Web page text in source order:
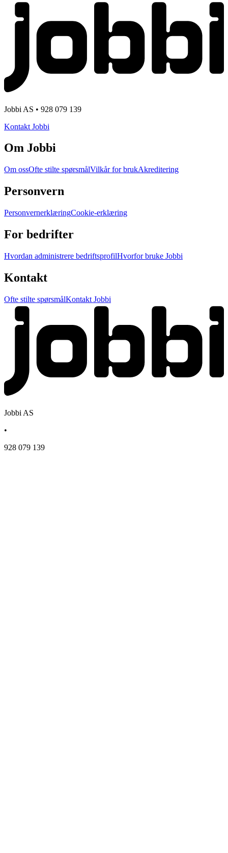
Jobbi AS • 928 079 139
Kontakt Jobbi
Om Jobbi
Om ossOfte stilte spørsmålVilkår for brukAkreditering
Personvern
PersonvernerklæringCookie-erklæring
For bedrifter
Hvordan administrere bedriftsprofilHvorfor bruke Jobbi
Kontakt
Ofte stilte spørsmålKontakt Jobbi
Jobbi AS
•
928 079 139